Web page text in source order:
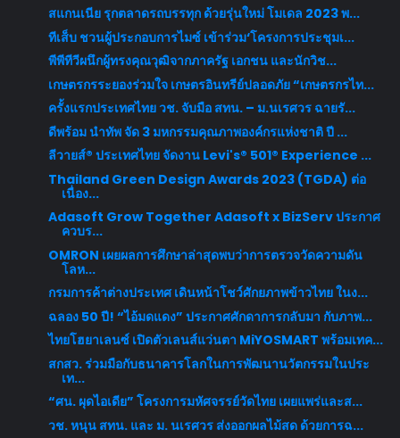
สแกนเนีย รุกตลาดรถบรรทุก ด้วยรุ่นใหม่ โมเดล 2023 พ...
ทีเส็บ ชวนผู้ประกอบการไมซ์ เข้าร่วม‘โครงการประชุมเ...
พีพีทีวีผนึกผู้ทรงคุณวุฒิจากภาครัฐ เอกชน และนักวิช...
เกษตรกรระยองร่วมใจ เกษตรอินทรีย์ปลอดภัย “เกษตรกรไท...
ครั้งแรกประเทศไทย วช. จับมือ สทน. – ม.นเรศวร ฉายรั...
ดีพร้อม นำทัพ จัด 3 มหกรรมคุณภาพองค์กรแห่งชาติ ปี ...
ลีวายส์® ประเทศไทย จัดงาน Levi's® 501® Experience ...
Thailand Green Design Awards 2023 (TGDA) ต่อ
เนื่อง...
Adasoft Grow Together Adasoft x BizServ ประกาศ
ควบร...
OMRON เผยผลการศึกษาล่าสุดพบว่าการตรวจวัดความดัน
โลห...
กรมการค้าต่างประเทศ เดินหน้าโชว์ศักยภาพข้าวไทย ในง...
ฉลอง 50 ปี! “ไอ้มดแดง” ประกาศศักดาการกลับมา กับภาพ...
ไทยโฮยาเลนซ์ เปิดตัวเลนส์แว่นตา MiYOSMART พร้อมเทค...
สกสว. ร่วมมือกับธนาคารโลกในการพัฒนานวัตกรรมในประ
เท...
“ศน. ผุดไอเดีย” โครงการมหัศจรรย์วัดไทย เผยแพร่และส...
วช. หนุน สทน. และ ม. นเรศวร ส่งออกผลไม้สด ด้วยการฉ...